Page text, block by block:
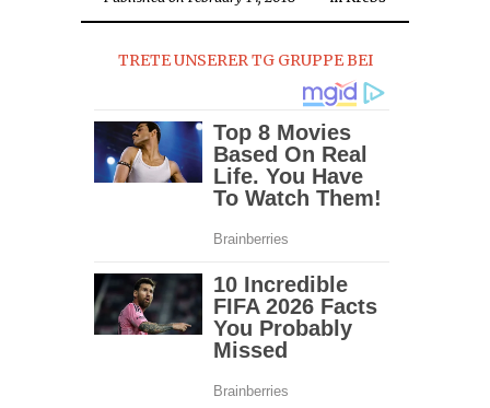
TRETE UNSERER TG GRUPPE BEI